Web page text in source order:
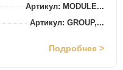
Артикул: MODULE...
Артикул: GROUP,...
Подробнее >